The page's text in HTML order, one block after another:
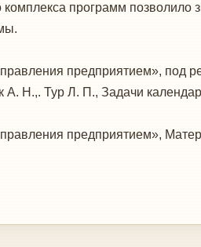
программ позволило
предприятием»,
Н.,. Тур Л. П., Задачи
пред­приятием»,